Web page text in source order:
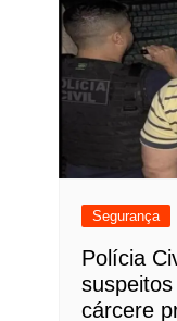
Segurança
Polícia
cárcere